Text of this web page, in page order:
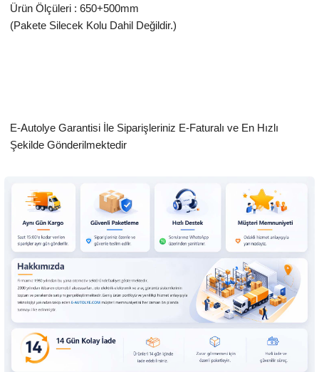
Ürün Ölçüleri : 650+500mm
(Pakete Silecek Kolu Dahil Değildir.)
E-Autolye Garantisi İle Siparişleriniz E-Faturalı ve En Hızlı
Şekilde Gönderilmektedir